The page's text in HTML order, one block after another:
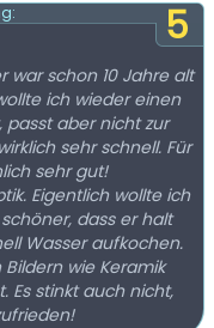
5
war schon 10 Jahre alt
ich wieder einen
passt aber nicht zur
sehr schnell. Für
sehr gut!
Eigentlich wollte ich
dass er halt
Wasser aufkochen.
wie Keramik
Es stinkt auch nicht,
einfach zufrieden!